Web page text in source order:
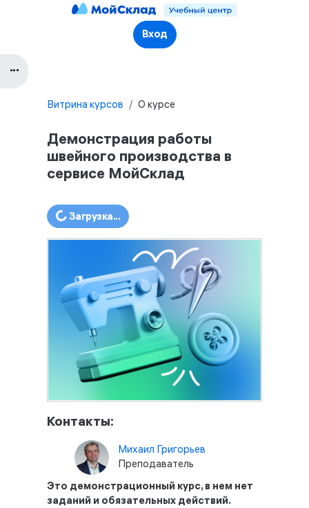
Перейти к основному содержанию
Вход
Витрина курсов О курсе
Демонстрация работы
швейного производства в
сервисе МойСклад
Блоки
Загрузка...
Контакты:
Михаил Григорьев
Преподаватель
Это демонстрационный курс, в нем нет
заданий и обязательных действий.